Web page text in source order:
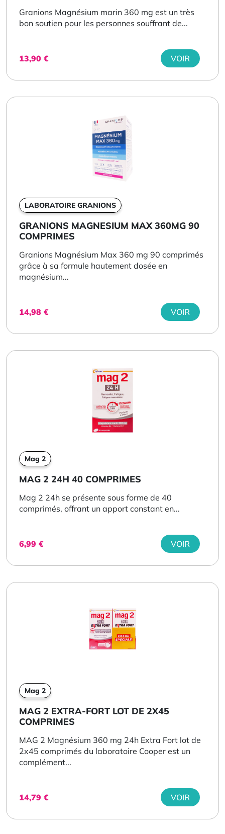
Granions Magnésium marin 360 mg est un très
bon soutien pour les personnes souffrant de...
13,90 € VOIR
LABORATOIRE GRANIONS
GRANIONS MAGNESIUM MAX 360MG 90
COMPRIMES
Granions Magnésium Max 360 mg 90 comprimés
grâce à sa formule hautement dosée en
magnésium...
14,98 € VOIR
Mag 2
MAG 2 24H 40 COMPRIMES
Mag 2 24h se présente sous forme de 40
comprimés, offrant un apport constant en...
6,99 € VOIR
Mag 2
MAG 2 EXTRA-FORT LOT DE 2X45
COMPRIMES
MAG 2 Magnésium 360 mg 24h Extra Fort lot de
2x45 comprimés du laboratoire Cooper est un
complément...
14,79 € VOIR